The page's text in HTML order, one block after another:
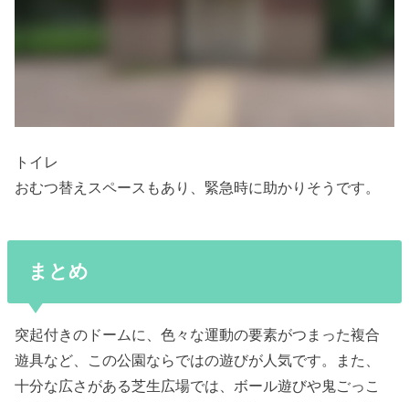
トイレ
おむつ替えスペースもあり、緊急時に助かりそうです。
まとめ
突起付きのドームに、色々な運動の要素がつまった複合
遊具など、この公園ならではの遊びが人気です。また、
十分な広さがある芝生広場では、ボール遊びや鬼ごっこ